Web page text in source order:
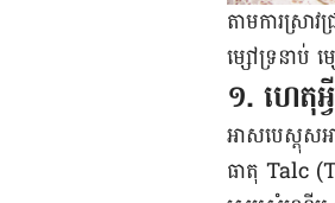
តាមការស្រា
ម្សៅ​ទ្រនាប់
១. ហេតុអ្
អាសបេស្តុស
ធាតុ Talc